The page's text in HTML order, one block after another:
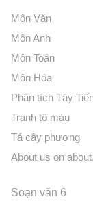
Môn Văn
Môn Anh
Môn Toán
Môn Hóa
Phân tích Tây
Tranh tô màu
Tả cây phượng
About us on
Soạn văn 6